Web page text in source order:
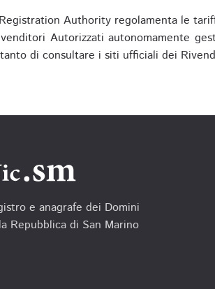
Authority regolamenta le
Autorizzati autonomamente
di consultare i siti ufficiali dei
e anagrafe dei Domini
Repubblica di San Marino